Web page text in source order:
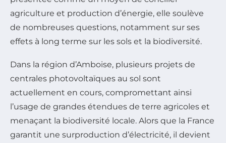
agriculture et production d’énergie, elle soulève
de nombreuses questions, notamment sur ses
effets à long terme sur les sols et la biodiversité.
Dans la région d’Amboise, plusieurs projets de
centrales photovoltaïques au sol sont
actuellement en cours, compromettant ainsi
l’usage de grandes étendues de terre agricoles et
menaçant la biodiversité locale. Alors que la France
garantit une surproduction d’électricité, il devient